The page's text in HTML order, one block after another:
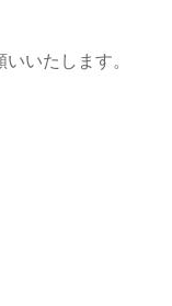
いたします。